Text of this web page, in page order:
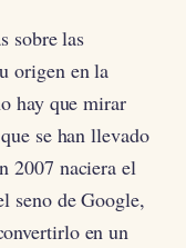
sobre las
origen en la
hay que mirar
se han llevado
2007 naciera el
seno de Google,
en un